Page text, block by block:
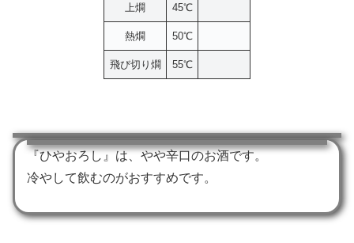
上燗 45℃
熱燗 50℃
飛び切り燗 55℃
『ひやおろし』は、やや辛口のお酒です。
冷やして飲むのがおすすめです。